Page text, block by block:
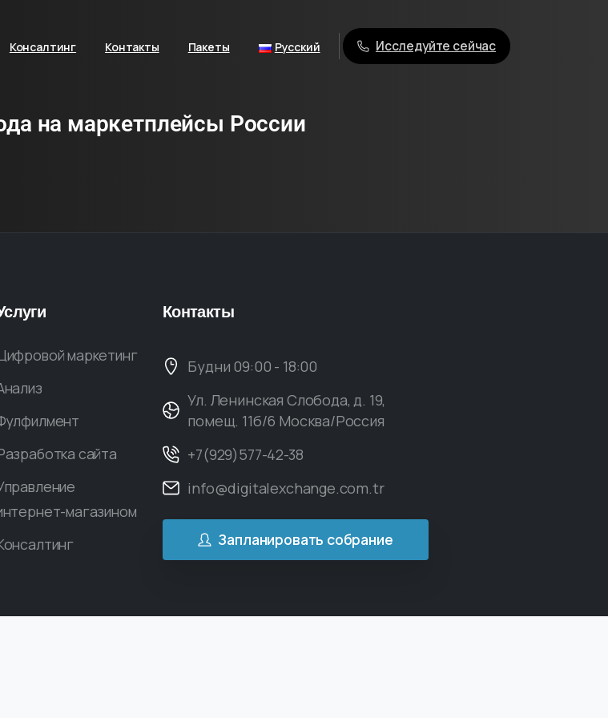
Консалтинг Контакты Пакеты Русский Исследуйте сейчас
на маркетплейсы России
маркетинг
сайта
магазином
Контакты
Будни 09:00 - 18:00
Ул. Ленинская Слобода, д. 19,
помещ. 11б/6 Москва/Россия
+7(929)577-42-38
info@digitalexchange.com.tr
Запланировать собрание